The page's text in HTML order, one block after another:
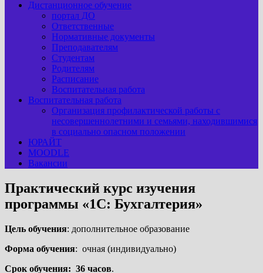
Дистанционное обучение
портал ДО
Ответственные
Нормативные документы
Преподавателям
Студентам
Родителям
Расписание
Воспитательная работа
Воспитательная работа
Организация профилактической работы с
несовершеннолетними и семьями, находившимися
в социально опасном положении
ЮРАЙТ
MOODLE
Вакансии
Практический курс изучения
программы «1С: Бухгалтерия»
Цель обучения: дополнительное образование
Форма обучения: очная (индивидуально)
Срок обучения: 36 часов.